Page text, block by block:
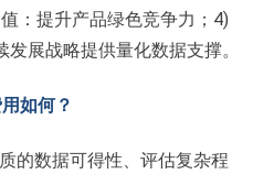
：提升产品绿色竞争力；4)
发展战略提供量化数据支撑。
如何？
的数据可得性、评估复杂程